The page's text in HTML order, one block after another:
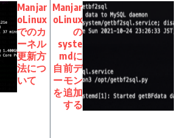
Manjar
oLinux
でのカ
ーネル
更新方
法につ
いて
Manjar
oLinux
の
syste
mdに
自前デ
ーモン
を追加
する